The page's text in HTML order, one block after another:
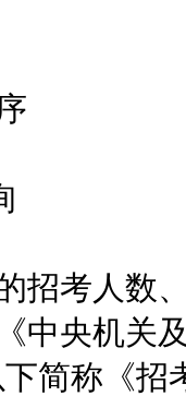
考人数、
中央机关
简称《